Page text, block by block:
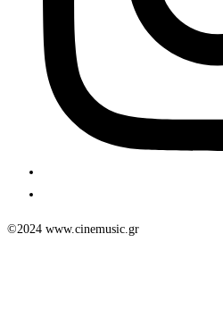
©2024 www.cinemusic.gr